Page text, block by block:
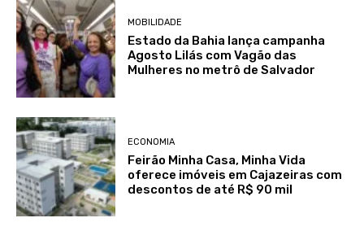
MOBILIDADE
Estado da Bahia lança campanha
Agosto Lilás com Vagão das
Mulheres no metrô de Salvador
ECONOMIA
Feirão Minha Casa, Minha Vida
oferece imóveis em Cajazeiras com
descontos de até R$ 90 mil